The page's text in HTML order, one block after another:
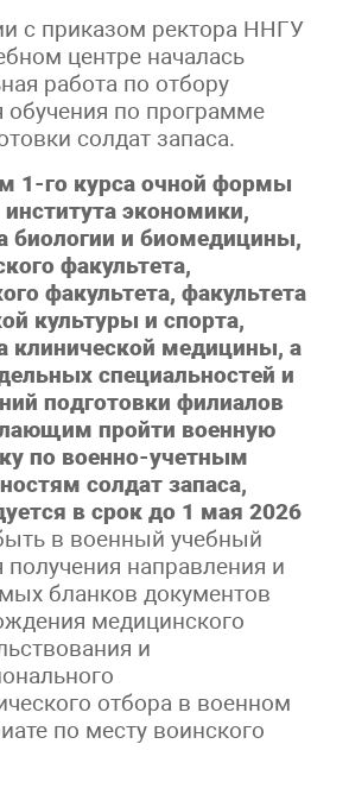
с приказом ректора ННГУ
центре началась
работа по отбору
обучения по программе
солдат запаса.
1-го курса очной формы
экономики,
биологии и биомедицины,
факультета,
факультета, факультета
культуры и спорта,
клинической медицины, а
специальностей и
подготовки филиалов
пройти военную
по военно-учетным
солдат запаса,
в срок до 1 мая 2026
в военный учебный
получения направления и
бланков документов
медицинского
и
отбора в военном
по месту воинского